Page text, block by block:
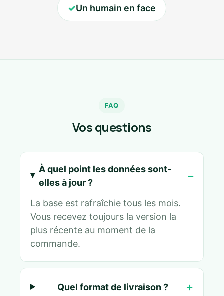
✓Un humain en face
FAQ
Vos questions
À quel point les données sont-
elles à jour ?
La base est rafraîchie tous les mois.
Vous recevez toujours la version la
plus récente au moment de la
commande.
Quel format de livraison ?